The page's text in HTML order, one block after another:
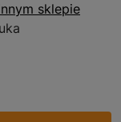
sklepie